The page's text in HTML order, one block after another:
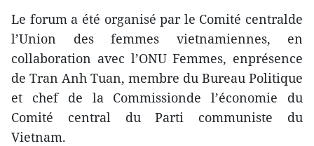
Le forum a été organisé par le Comité centralde
l’Union des femmes vietnamiennes, en
collaboration avec l’ONU Femmes, enprésence
de Tran Anh Tuan, membre du Bureau Politique
et chef de la Commissionde l’économie du
Comité central du Parti communiste du
Vietnam.